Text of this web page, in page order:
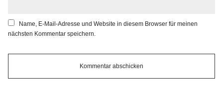
Name, E-Mail-Adresse und Website in diesem Browser für meinen
nächsten Kommentar speichern.